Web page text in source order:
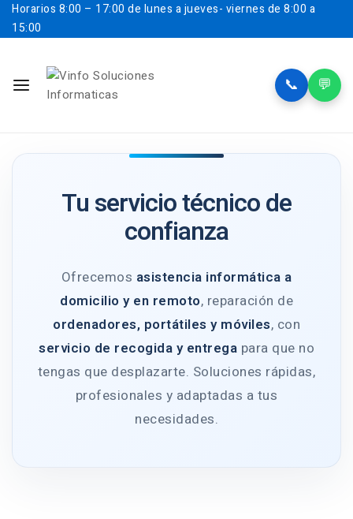
Horarios 8:00 – 17:00 de lunes a jueves- viernes de 8:00 a
15:00
📞 💬
Tu servicio técnico de
confianza
Ofrecemos asistencia informática a
domicilio y en remoto, reparación de
ordenadores, portátiles y móviles, con
servicio de recogida y entrega para que no
tengas que desplazarte. Soluciones rápidas,
profesionales y adaptadas a tus
necesidades.